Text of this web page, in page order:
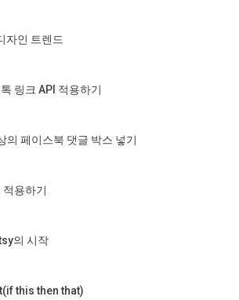
자인 트렌드
링크 API 적용하기
의 페이스북 댓글 박스 넣기
용하기
의 시작
this then that)